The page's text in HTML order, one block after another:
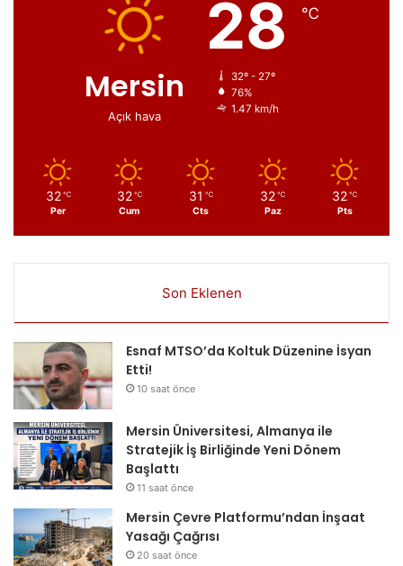
Mersin
Açık hava
28 ℃
32º - 27º
76%
1.47 km/h
32 ℃
Per
32 ℃
Cum
31 ℃
Cts
32 ℃
Paz
32 ℃
Pts
Son Eklenen
Esnaf MTSO’da Koltuk Düzenine İsyan
Etti!
10 saat önce
Mersin Üniversitesi, Almanya ile
Stratejik İş Birliğinde Yeni Dönem
Başlattı
11 saat önce
Mersin Çevre Platformu’ndan İnşaat
Yasağı Çağrısı
20 saat önce